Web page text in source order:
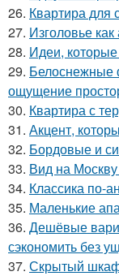
26. Квартира для
27. Изголовье как
28. Идеи, которые
29. Белоснежные
ощущение
30. Квартира с
31. Акцент,
32. Бордовые и
33. Вид на Москву
34. Классика по-
35. Маленькие
36. Дешёвые
сэкономить без
37. Скрытый